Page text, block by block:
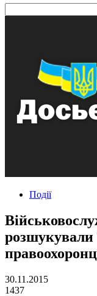
Події
розшукували
30.11.2015
1437